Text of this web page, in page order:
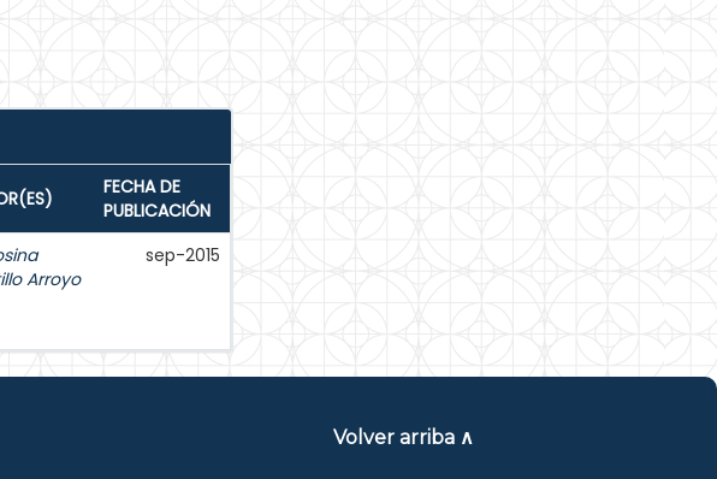
FECHA DE
PUBLICACIÓN
Arroyo
sep-2015
Volver arriba ∧